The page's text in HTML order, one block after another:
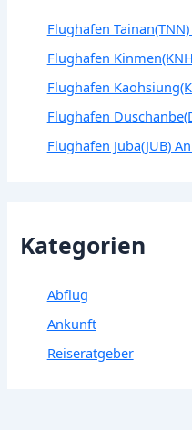
Flughafen
Flughafen
Flughafen
Flughafen
Flughafen Juba(JUB)
Kategorien
Abflug
Ankunft
Reiseratgeber